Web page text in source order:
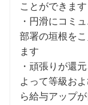
ことができます
・円滑にコミ
部署の垣根を
ます
・頑張りが還
よって等級お
ら給与アップ